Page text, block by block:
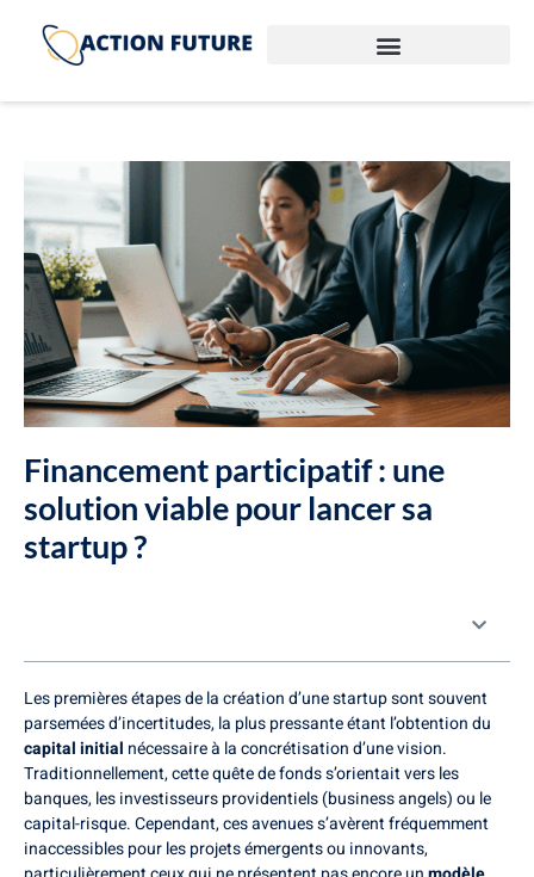
Financement participatif : une
solution viable pour lancer sa
startup ?
Les premières étapes de la création d’une startup sont souvent
parsemées d’incertitudes, la plus pressante étant l’obtention du
capital initial nécessaire à la concrétisation d’une vision.
Traditionnellement, cette quête de fonds s’orientait vers les
banques, les investisseurs providentiels (business angels) ou le
capital-risque. Cependant, ces avenues s’avèrent fréquemment
inaccessibles pour les projets émergents ou innovants,